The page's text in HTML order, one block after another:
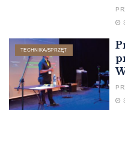
TECHNIKA/SPRZĘT